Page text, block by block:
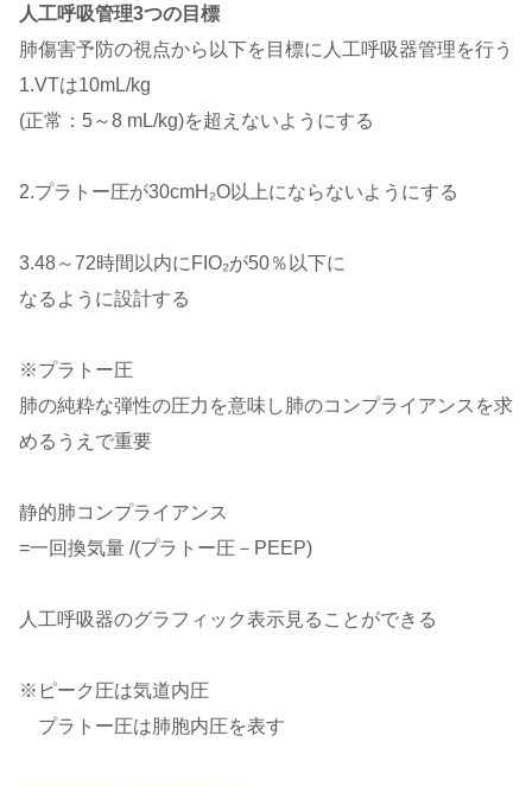
人工呼吸管理3つの目標
肺傷害予防の視点から以下を目標に人工呼吸器管理を行う
1.VTは10mL/kg
(正常：5～8 mL/kg)を超えないようにする
2.プラトー圧が30cmH₂O以上にならないようにする
3.48～72時間以内にFIO₂が50％以下に
なるように設計する
※プラトー圧
肺の純粋な弾性の圧力を意味し肺のコンプライアンスを求
めるうえで重要
静的肺コンプライアンス
=一回換気量 /(プラトー圧－PEEP)
人工呼吸器のグラフィック表示見ることができる
※ピーク圧は気道内圧
プラトー圧は肺胞内圧を表す